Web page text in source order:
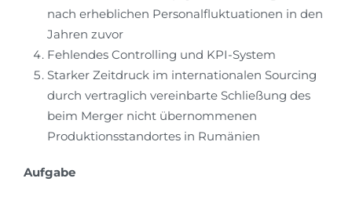
nach erheblichen Personalfluktuationen in den
Jahren zuvor
Fehlendes Controlling und KPI-System
Starker Zeitdruck im internationalen Sourcing
durch vertraglich vereinbarte Schließung des
beim Merger nicht übernommenen
Produktionsstandortes in Rumänien
Aufgabe